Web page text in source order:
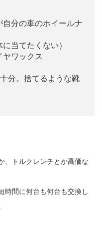
分の車のホイールナ
当てたくない）
ワックス
分。捨てるような靴
、トルクレンチとか高価な
時間に何台も何台も交換し